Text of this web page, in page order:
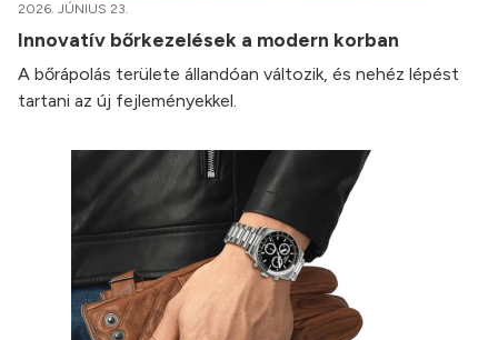
2026. JÚNIUS 23.
Innovatív bőrkezelések a modern korban
A bőrápolás területe állandóan változik, és nehéz lépést
tartani az új fejleményekkel.